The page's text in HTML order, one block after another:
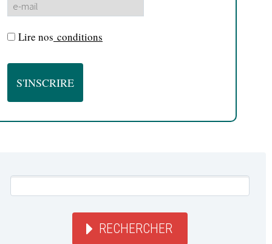
Lire nos conditions
RECHERCHER